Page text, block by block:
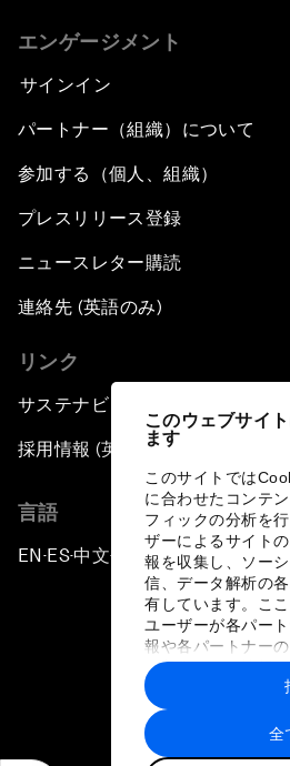
このウェブサイ
ます
このサイトでは
に合わせたコンテ
フィックの分析を
ザーによるサイト
報を収集し、ソー
信、データ解析の
有しています。こ
ユーザーが各パー
報や各パートナー
に収集された情報
トナーによって使
す。
全
エンゲージメント
サインイン
パートナー（組織）について
参加する（個人、組織）
プレスリリース登録
ニュースレター購読
連絡先 (英語のみ)
リンク
サステナビリティへの取り組み
採用情報 (英語のみ)
言語
EN ▪ES▪中文▪ 日本語
プライバシーポリシ
サイトマ